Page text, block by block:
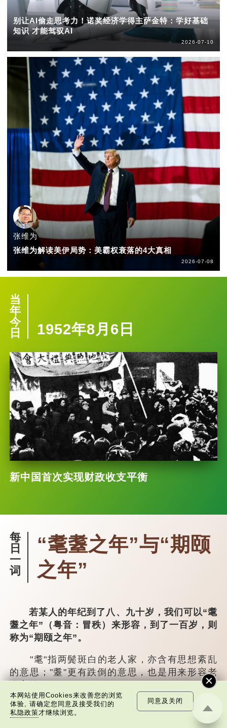
别让AI偷走思考力！诺奖经济学得主萨金特：学好基础
知识 才能驾驭AI
2026-07-10
张维为
张维为解读美伊局势：美霸权衰落的4大真相
2026-07-08
当
年
今
日
1952年8月6日
新中国首次实现财政收支平衡
每
日
一
词
“耄耋之年”与“期颐
之年”
若某人的年纪到了八、九十岁，我们可以“耄
耋之年”（粤音：冒秩）来形容，到了一百岁，则
称为“期颐之年”。
"耄"指两鬓斑白的老人家，亦含有思想紊乱
的意思；"耋"更有跌倒的意思，也是用来形容老
人家的。
曹操《对酒歌》就曾写道："耄耋皆得以寿
终，恩泽广及草木昆虫。"
本网站使用Cookies来改善您的浏览
体验, 请确定您同意及接受我们的
私隐政策才继续浏览。
同意及关闭